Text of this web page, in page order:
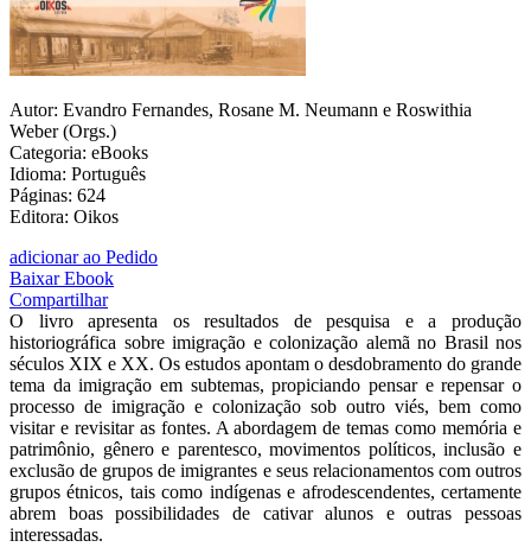
Autor: Evandro Fernandes, Rosane M. Neumann e Roswithia
Weber (Orgs.)
Categoria: eBooks
Idioma: Português
Páginas: 624
Editora: Oikos
adicionar ao Pedido
Baixar Ebook
Compartilhar
O livro apresenta os resultados de pesquisa e a produção
historiográfica sobre imigração e colonização alemã no Brasil nos
séculos XIX e XX. Os estudos apontam o desdobramento do grande
tema da imigração em subtemas, propiciando pensar e repensar o
processo de imigração e colonização sob outro viés, bem como
visitar e revisitar as fontes. A abordagem de temas como memória e
patrimônio, gênero e parentesco, movimentos políticos, inclusão e
exclusão de grupos de imigrantes e seus relacionamentos com outros
grupos étnicos, tais como indígenas e afrodescendentes, certamente
abrem boas possibilidades de cativar alunos e outras pessoas
interessadas.